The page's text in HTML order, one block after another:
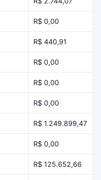
R$ 0,00
R$ 440,91
R$ 0,00
R$ 0,00
R$ 0,00
R$ 1.249.899,47
R$ 0,00
R$ 125.652,66